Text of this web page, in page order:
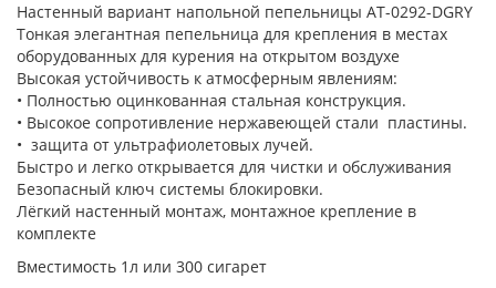
Настенный вариант напольной пепельницы AT-0292-DGRY
Тонкая элегантная пепельница для крепления в местах
оборудованных для курения на открытом воздухе
Высокая устойчивость к атмосферным явлениям:
• Полностью оцинкованная стальная конструкция.
• Высокое сопротивление нержавеющей стали пластины.
• защита от ультрафиолетовых лучей.
Быстро и легко открывается для чистки и обслуживания
Безопасный ключ системы блокировки.
Лёгкий настенный монтаж, монтажное крепление в
комплекте
Вместимость 1л или 300 сигарет